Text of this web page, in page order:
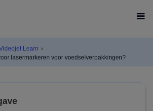
Learn ›
lasermarkeren voor voedselverpakkingen?